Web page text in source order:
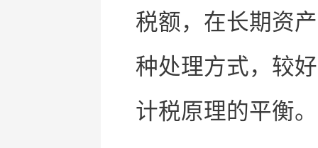
税额，在长期资
种处理方式，较
计税原理的平衡。